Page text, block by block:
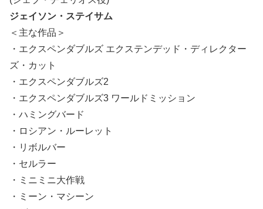
ジェイソン・ステイサム
＜主な作品＞
・エクスペンダブルズ エクステンデッド・ディレクター
ズ・カット
・エクスペンダブルズ2
・エクスペンダブルズ3 ワールドミッション
・ハミングバード
・ロシアン・ルーレット
・リボルバー
・セルラー
・ミニミニ大作戦
・ミーン・マシーン